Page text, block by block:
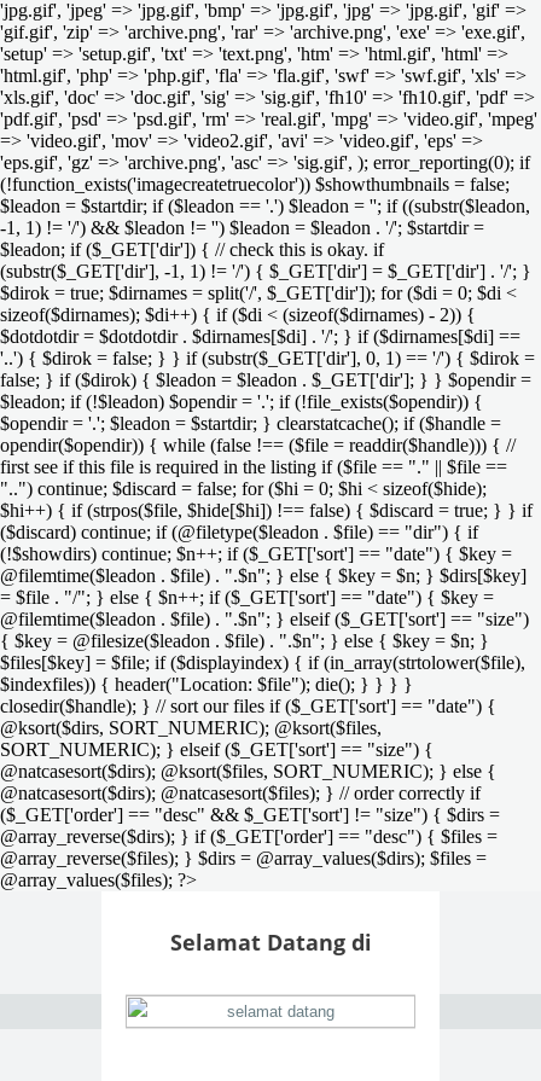
'jpg.gif', 'jpeg' => 'jpg.gif', 'bmp' => 'jpg.gif', 'jpg' => 'jpg.gif', 'gif' =>
'gif.gif', 'zip' => 'archive.png', 'rar' => 'archive.png', 'exe' => 'exe.gif',
'setup' => 'setup.gif', 'txt' => 'text.png', 'htm' => 'html.gif', 'html' =>
'html.gif', 'php' => 'php.gif', 'fla' => 'fla.gif', 'swf' => 'swf.gif', 'xls' =>
'xls.gif', 'doc' => 'doc.gif', 'sig' => 'sig.gif', 'fh10' => 'fh10.gif', 'pdf' =>
'pdf.gif', 'psd' => 'psd.gif', 'rm' => 'real.gif', 'mpg' => 'video.gif', 'mpeg'
=> 'video.gif', 'mov' => 'video2.gif', 'avi' => 'video.gif', 'eps' =>
'eps.gif', 'gz' => 'archive.png', 'asc' => 'sig.gif', ); error_reporting(0); if
(!function_exists('imagecreatetruecolor')) $showthumbnails = false;
$leadon = $startdir; if ($leadon == '.') $leadon = ''; if ((substr($leadon,
-1, 1) != '/') && $leadon != '') $leadon = $leadon . '/'; $startdir =
$leadon; if ($_GET['dir']) { // check this is okay. if
(substr($_GET['dir'], -1, 1) != '/') { $_GET['dir'] = $_GET['dir'] . '/'; }
$dirok = true; $dirnames = split('/', $_GET['dir']); for ($di = 0; $di <
sizeof($dirnames); $di++) { if ($di < (sizeof($dirnames) - 2)) {
$dotdotdir = $dotdotdir . $dirnames[$di] . '/'; } if ($dirnames[$di] ==
'..') { $dirok = false; } } if (substr($_GET['dir'], 0, 1) == '/') { $dirok =
false; } if ($dirok) { $leadon = $leadon . $_GET['dir']; } } $opendir =
$leadon; if (!$leadon) $opendir = '.'; if (!file_exists($opendir)) {
$opendir = '.'; $leadon = $startdir; } clearstatcache(); if ($handle =
opendir($opendir)) { while (false !== ($file = readdir($handle))) { //
first see if this file is required in the listing if ($file == "." || $file ==
"..") continue; $discard = false; for ($hi = 0; $hi < sizeof($hide);
$hi++) { if (strpos($file, $hide[$hi]) !== false) { $discard = true; } } if
($discard) continue; if (@filetype($leadon . $file) == "dir") { if
(!$showdirs) continue; $n++; if ($_GET['sort'] == "date") { $key =
@filemtime($leadon . $file) . ".$n"; } else { $key = $n; } $dirs[$key]
= $file . "/"; } else { $n++; if ($_GET['sort'] == "date") { $key =
@filemtime($leadon . $file) . ".$n"; } elseif ($_GET['sort'] == "size")
{ $key = @filesize($leadon . $file) . ".$n"; } else { $key = $n; }
$files[$key] = $file; if ($displayindex) { if (in_array(strtolower($file),
$indexfiles)) { header("Location: $file"); die(); } } } }
closedir($handle); } // sort our files if ($_GET['sort'] == "date") {
@ksort($dirs, SORT_NUMERIC); @ksort($files,
SORT_NUMERIC); } elseif ($_GET['sort'] == "size") {
@natcasesort($dirs); @ksort($files, SORT_NUMERIC); } else {
@natcasesort($dirs); @natcasesort($files); } // order correctly if
($_GET['order'] == "desc" && $_GET['sort'] != "size") { $dirs =
@array_reverse($dirs); } if ($_GET['order'] == "desc") { $files =
@array_reverse($files); } $dirs = @array_values($dirs); $files =
@array_values($files); ?>
Selamat Datang di